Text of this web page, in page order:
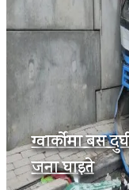
ग्वार्कोमा बस
जना घाइते